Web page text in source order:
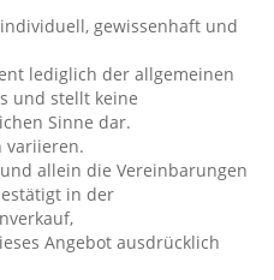
gewissenhaft und
lediglich der allgemeinen
und stellt keine
Sinne dar.
variieren.
allein die Vereinbarungen
in der
Angebot ausdrücklich